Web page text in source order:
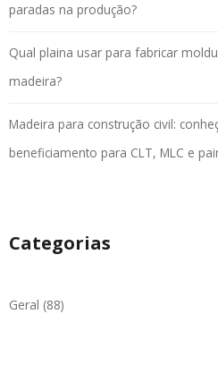
paradas na produção?
Qual plaina usar para fabricar
madeira?
Madeira para construção civil:
beneficiamento para CLT, MLC e
Categorias
Geral (88)